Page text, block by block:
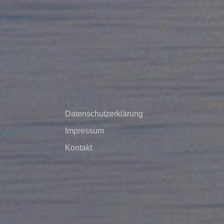
Datenschutzerklärung
Impressum
Kontakt